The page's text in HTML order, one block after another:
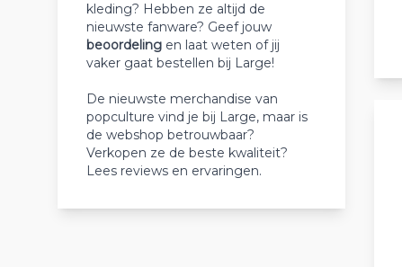
kleding? Hebben ze altijd de
nieuwste fanware? Geef jouw
beoordeling en laat weten of jij
vaker gaat bestellen bij Large!
De nieuwste merchandise van
popculture vind je bij Large, maar is
de webshop betrouwbaar?
Verkopen ze de beste kwaliteit?
Lees reviews en ervaringen.